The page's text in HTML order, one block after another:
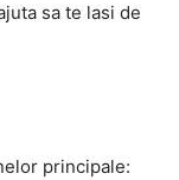
sa te lasi de
principale: